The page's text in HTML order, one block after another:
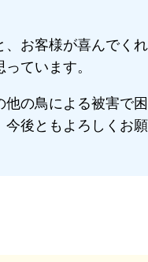
お客様が喜んでく
ています。
の鳥による被害で
後ともよろしくお